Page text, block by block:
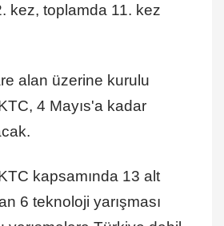
kez, toplamda 11. kez
alan üzerine kurulu
4 Mayıs'a kadar
kapsamında 13 alt
6 teknoloji yarışması